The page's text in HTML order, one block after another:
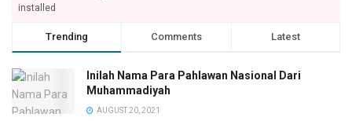
installed
Trending Comments Latest
Inilah Nama Para Pahlawan Nasional Dari
Muhammadiyah
AUGUST 20, 2021